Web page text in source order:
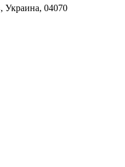
Украина, 04070